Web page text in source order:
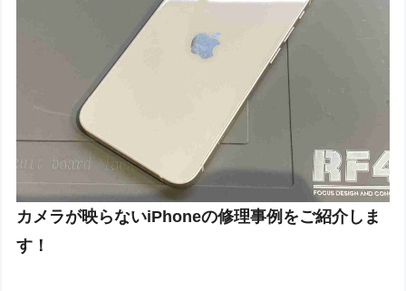
カメラが映らないiPhoneの修理事例をご紹介しま
す！